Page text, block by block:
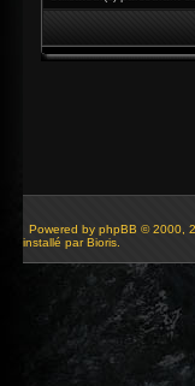
Powered by phpBB © 2000,
installé par Bioris.